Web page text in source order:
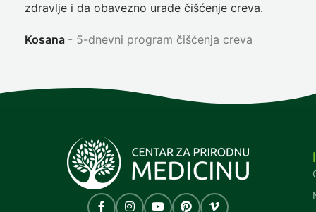
zdravlje i da obavezno urade čišćenje creva.
Kosana 5-dnevni program čišćenja creva